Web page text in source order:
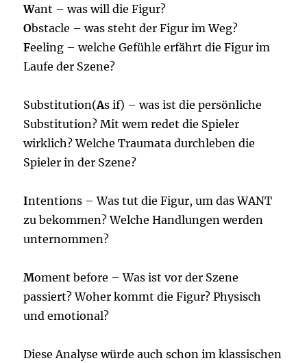
Want – was will die Figur?
Obstacle – was steht der Figur im Weg?
Feeling – welche Gefühle erfährt die Figur im
Laufe der Szene?
Substitution(As if) – was ist die persönliche
Substitution? Mit wem redet die Spieler
wirklich? Welche Traumata durchleben die
Spieler in der Szene?
Intentions – Was tut die Figur, um das WANT
zu bekommen? Welche Handlungen werden
unternommen?
Moment before – Was ist vor der Szene
passiert? Woher kommt die Figur? Physisch
und emotional?
Diese Analyse würde auch schon im klassischen